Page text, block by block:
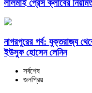
লালমাই প্রেস ক্লাবের
নাগরপুরের গর্ব: যুক্তরাজ্য
ইউসুফ হোসেন লেনিন
সর্বশেষ
জনপ্রিয়